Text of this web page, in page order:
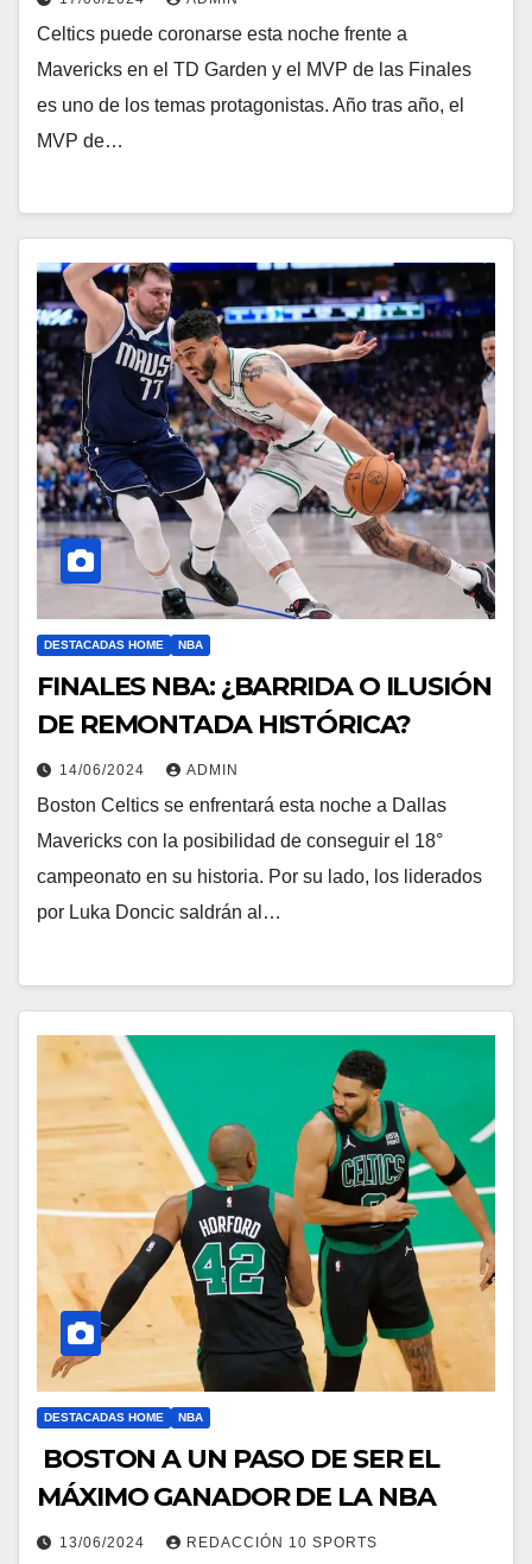
Celtics puede coronarse esta noche frente a
Mavericks en el TD Garden y el MVP de las Finales
es uno de los temas protagonistas. Año tras año, el
MVP de…
DESTACADAS HOME NBA
FINALES NBA: ¿BARRIDA O ILUSIÓN
DE REMONTADA HISTÓRICA?
14/06/2024 ADMIN
Boston Celtics se enfrentará esta noche a Dallas
Mavericks con la posibilidad de conseguir el 18°
campeonato en su historia. Por su lado, los liderados
por Luka Doncic saldrán al…
DESTACADAS HOME NBA
BOSTON A UN PASO DE SER EL
MÁXIMO GANADOR DE LA NBA
13/06/2024 REDACCIÓN 10 SPORTS